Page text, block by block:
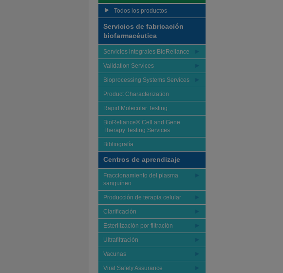
Todos los productos
Servicios de fabricación
biofarmacéutica
Servicios integrales BioReliance
Validation Services
Bioprocessing Systems Services
Product Characterization
Rapid Molecular Testing
BioReliance® Cell and Gene
Therapy Testing Services
Bibliografía
Centros de aprendizaje
Fraccionamiento del plasma
sanguíneo
Producción de terapia celular
Clarificación
Esterilización por filtración
Ultrafiltración
Vacunas
Viral Safety Assurance